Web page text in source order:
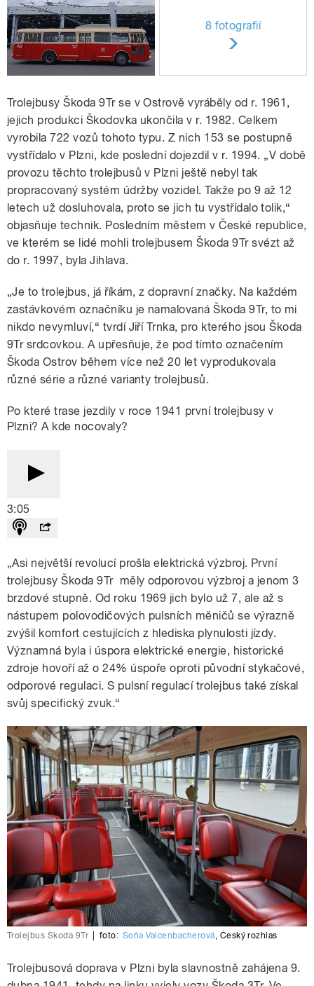
8 fotografií
Trolejbusy Škoda 9Tr se v Ostrově vyráběly od r. 1961,
jejich produkci Škodovka ukončila v r. 1982. Celkem
vyrobila 722 vozů tohoto typu. Z nich 153 se postupně
vystřídalo v Plzni, kde poslední dojezdil v r. 1994. „V době
provozu těchto trolejbusů v Plzni ještě nebyl tak
propracovaný systém údržby vozidel. Takže po 9 až 12
letech už dosluhovala, proto se jich tu vystřídalo tolik,“
objasňuje technik. Posledním městem v České republice,
ve kterém se lidé mohli trolejbusem Škoda 9Tr svézt až
do r. 1997, byla Jihlava.
„Je to trolejbus, já říkám, z dopravní značky. Na každém
zastávkovém označníku je namalovaná Škoda 9Tr, to mi
nikdo nevymluví,“ tvrdí Jiří Trnka, pro kterého jsou Škoda
9Tr srdcovkou. A upřesňuje, že pod tímto označením
Škoda Ostrov během více než 20 let vyprodukovala
různé série a různé varianty trolejbusů.
Po které trase jezdily v roce 1941 první trolejbusy v
Plzni? A kde nocovaly?
3:05
„Asi největší revolucí prošla elektrická výzbroj. První
trolejbusy Škoda 9Tr měly odporovou výzbroj a jenom 3
brzdové stupně. Od roku 1969 jich bylo už 7, ale až s
nástupem polovodičových pulsních měničů se výrazně
zvýšil komfort cestujících z hlediska plynulosti jízdy.
Významná byla i úspora elektrické energie, historické
zdroje hovoří až o 24% úspoře oproti původní stykačové,
odporové regulaci. S pulsní regulací trolejbus také získal
svůj specifický zvuk.“
Trolejbus Škoda 9Tr foto: Soňa Vaicenbacherová Český rozhlas
Trolejbusová doprava v Plzni byla slavnostně zahájena 9.